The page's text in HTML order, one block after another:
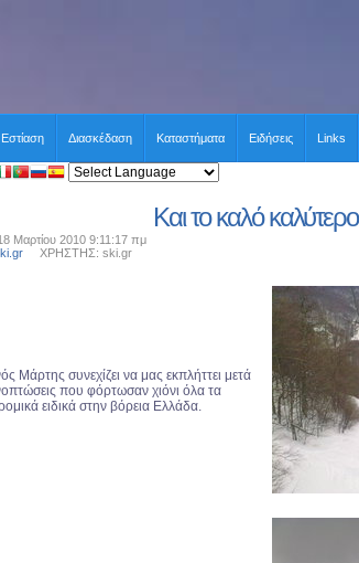
Εστίαση Διασκέδαση Καταστήματα Ειδήσεις Links
Και το καλό καλύτερο
Μαρτίου 2010 9:11:17 πμ
ΧΡΗΣΤΗΣ: ski.gr
Μάρτης συνεχίζει να μας εκπλήττει μετά
που φόρτωσαν χιόνι όλα τα
ειδικά στην βόρεια Ελλάδα.